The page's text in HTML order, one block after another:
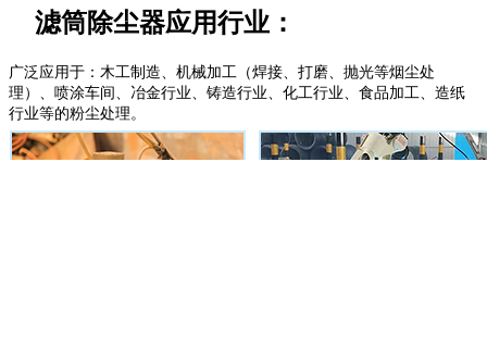
滤筒除尘器应用行业：
广泛应用于：木工制造、机械加工（焊接、打磨、抛光等烟尘处
理）、喷涂车间、冶金行业、铸造行业、化工行业、食品加工、造纸
行业等的粉尘处理。